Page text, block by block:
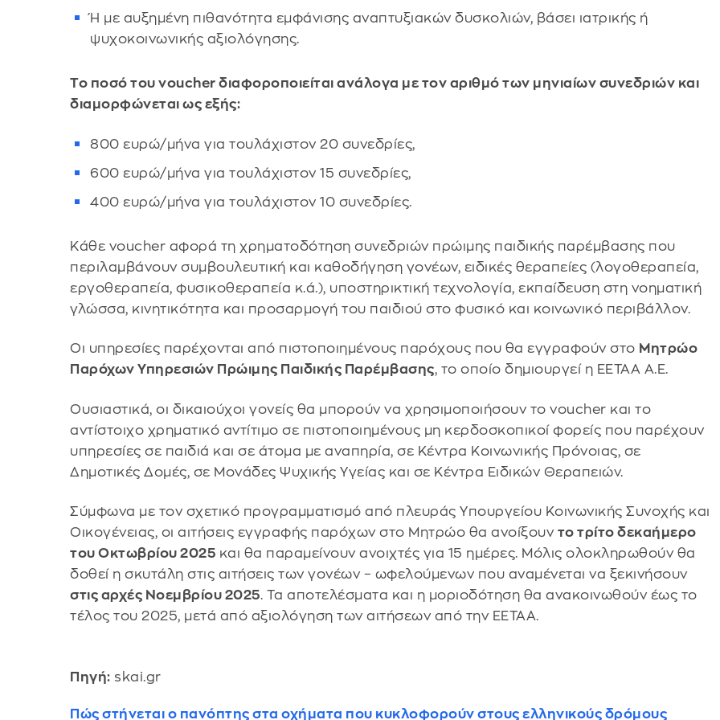
Ή με αυξημένη πιθανότητα εμφάνισης αναπτυξιακών δυσκολιών, βάσει ιατρικής ή
ψυχοκοινωνικής αξιολόγησης.
Το ποσό του voucher διαφοροποιείται ανάλογα με τον αριθμό των μηνιαίων συνεδριών και
διαμορφώνεται ως εξής:
800 ευρώ/μήνα για τουλάχιστον 20 συνεδρίες,
600 ευρώ/μήνα για τουλάχιστον 15 συνεδρίες,
400 ευρώ/μήνα για τουλάχιστον 10 συνεδρίες.
Κάθε voucher αφορά τη χρηματοδότηση συνεδριών πρώιμης παιδικής παρέμβασης που
περιλαμβάνουν συμβουλευτική και καθοδήγηση γονέων, ειδικές θεραπείες (λογοθεραπεία,
εργοθεραπεία, φυσικοθεραπεία κ.ά.), υποστηρικτική τεχνολογία, εκπαίδευση στη νοηματική
γλώσσα, κινητικότητα και προσαρμογή του παιδιού στο φυσικό και κοινωνικό περιβάλλον.
Οι υπηρεσίες παρέχονται από πιστοποιημένους παρόχους που θα εγγραφούν στο Μητρώο
Παρόχων Υπηρεσιών Πρώιμης Παιδικής Παρέμβασης, το οποίο δημιουργεί η ΕΕΤΑΑ Α.Ε.
Ουσιαστικά, οι δικαιούχοι γονείς θα μπορούν να χρησιμοποιήσουν το voucher και το
αντίστοιχο χρηματικό αντίτιμο σε πιστοποιημένους μη κερδοσκοπικοί φορείς που παρέχουν
υπηρεσίες σε παιδιά και σε άτομα με αναπηρία, σε Κέντρα Κοινωνικής Πρόνοιας, σε
Δημοτικές Δομές, σε Μονάδες Ψυχικής Υγείας και σε Κέντρα Ειδικών Θεραπειών.
Σύμφωνα με τον σχετικό προγραμματισμό από πλευράς Υπουργείου Κοινωνικής Συνοχής και
Οικογένειας, οι αιτήσεις εγγραφής παρόχων στο Μητρώο θα ανοίξουν το τρίτο δεκαήμερο
του Οκτωβρίου 2025 και θα παραμείνουν ανοιχτές για 15 ημέρες. Μόλις ολοκληρωθούν θα
δοθεί η σκυτάλη στις αιτήσεις των γονέων – ωφελούμενων που αναμένεται να ξεκινήσουν
στις αρχές Νοεμβρίου 2025. Τα αποτελέσματα και η μοριοδότηση θα ανακοινωθούν έως το
τέλος του 2025, μετά από αξιολόγηση των αιτήσεων από την ΕΕΤΑΑ.
Πηγή: skai.gr
Πώς στήνεται ο πανόπτης στα οχήματα που κυκλοφορούν στους ελληνικούς δρόμους